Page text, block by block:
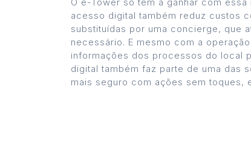
acesso digital também reduz custos
substituídas por uma concierge, que
necessário. E mesmo com a
informações dos processos do local
digital também faz parte de uma das
mais seguro com ações sem toques,